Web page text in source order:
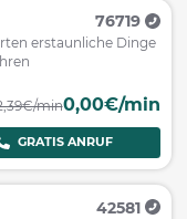
76719
erstaunliche Dinge
min0,00€/min
GRATIS ANRUF
42581